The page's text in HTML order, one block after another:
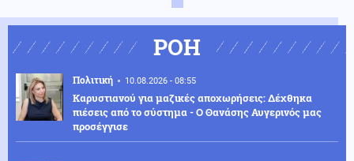
ΡΟΗ
Πολιτική 10.08.2026 - 08:55
Καρυστιανού για μαζικές αποχωρήσεις: Δέχθηκα
πιέσεις από το σύστημα - Ο Θανάσης Αυγερινός μας
προσέγγισε